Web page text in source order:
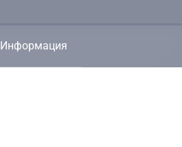
Информация